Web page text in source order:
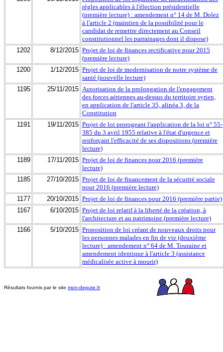
règles applicables à l'élection présidentielle
(première lecture) : amendement n° 14 de M. Dolez
à l'article 2 (maintien de la possibilité pour le
candidat de remettre directement au Conseil
constitutionnel les parrainages dont il dispose)
1202
8/12/2015 Projet de loi de finances rectificative pour 2015
(première lecture)
1200
1/12/2015 Projet de loi de modernisation de notre système de
santé (nouvelle lecture)
1195
25/11/2015 Autorisation de la prolongation de l'engagement
des forces aériennes au-dessus du territoire syrien,
en application de l'article 35, alinéa 3, de la
Constitution
1191
19/11/2015 Projet de loi prorogeant l'application de la loi n° 55-
385 du 3 avril 1955 relative à l'état d'urgence et
renforçant l'efficacité de ses dispositions (première
lecture)
1189
17/11/2015 Projet de loi de finances pour 2016 (première
lecture)
1185
27/10/2015 Projet de loi de financement de la sécurité sociale
pour 2016 (première lecture)
1177
20/10/2015 Projet de loi de finances pour 2016 (première partie)
1167
6/10/2015 Projet de loi relatif à la liberté de la création, à
l'architecture et au patrimoine (première lecture)
1166
5/10/2015 Proposition de loi créant de nouveaux droits pour
les personnes malades en fin de vie (deuxième
lecture) : amendement n° 64 de M. Touraine et
amendement identique à l'article 3 (assistance
médicalisée active à mourir)
Résultats fournis par le site mon-depute.fr